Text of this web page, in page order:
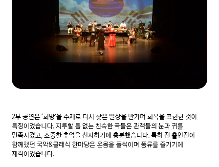
2부 공연은 ‘희망’을 주제로 다시 찾은 일상을 반기며 회복을 표현한 것이
특징이었습니다. 지루할 틈 없는 친숙한 곡들은 관객들의 눈과 귀를
만족시켰고, 소중한 추억을 선사하기에 충분했습니다. 특히 전 출연진이
함께했던 국악&클래식 한마당은 온몸을 들썩이며 풍류를 즐기기에
제격이었습니다.